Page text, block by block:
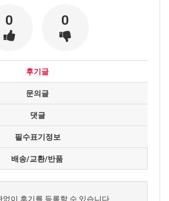
0 0
후기글
문의글
댓글
필수표기정보
배송/교환/반품
없이 후기를 등록할 수 있습니다.